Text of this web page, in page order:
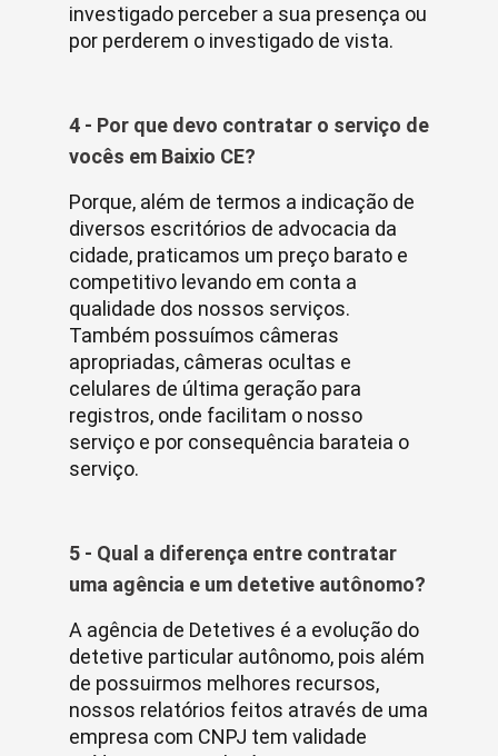
investigado perceber a sua presença ou
por perderem o investigado de vista.
4 - Por que devo contratar o serviço de
vocês em Baixio CE?
Porque, além de termos a indicação de
diversos escritórios de advocacia da
cidade, praticamos um preço barato e
competitivo levando em conta a
qualidade dos nossos serviços.
Também possuímos câmeras
apropriadas, câmeras ocultas e
celulares de última geração para
registros, onde facilitam o nosso
serviço e por consequência barateia o
serviço.
5 - Qual a diferença entre contratar
uma agência e um detetive autônomo?
A agência de Detetives é a evolução do
detetive particular autônomo, pois além
de possuirmos melhores recursos,
nossos relatórios feitos através de uma
empresa com CNPJ tem validade